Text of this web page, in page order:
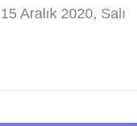
15 Aralık 2020, Salı